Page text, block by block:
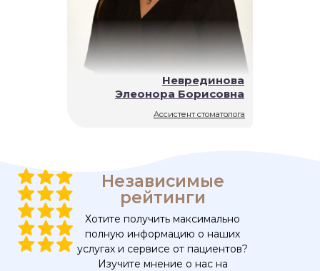
Ассистент стоматолога
Неврединова
Элеонора Борисовна
Хотите получить максимально
полную информацию о наших
услугах и сервисе от пациентов?
Изучите мнение о нас на
Независимые
рейтинги